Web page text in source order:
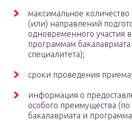
максимальное количество
(или) направлений
одновременного участия
программам
специалитета);
сроки проведения приема;
информация о
особого преимущества
бакалавриата и